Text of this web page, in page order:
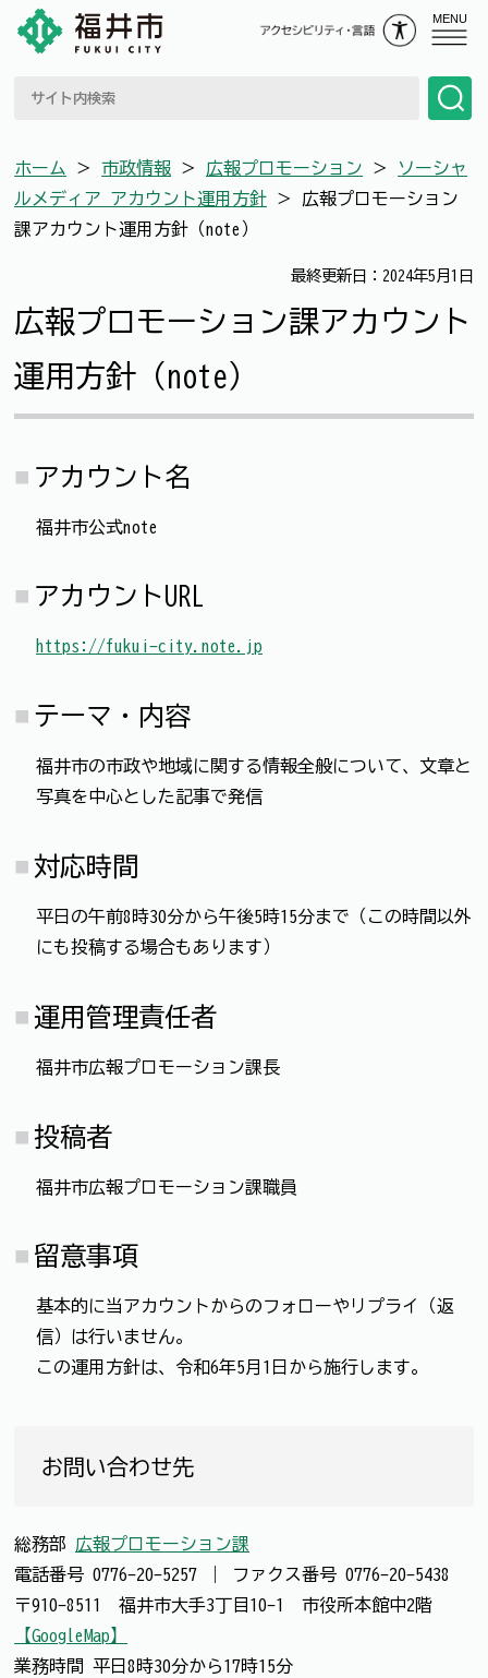
MENU
ホーム ＞ 市政情報 ＞ 広報プロモーション ＞
ソーシャ
ルメディア アカウント運用方針 ＞ 広報プロモーション
課アカウント運用方針（note）
最終更新日：2024年5月1日
広報プロモーション課アカウント
運用方針（note）
アカウント名
福井市公式note
アカウントURL
https://fukui-city.note.jp
テーマ・内容
福井市の市政や地域に関する情報全般について、文章と
写真を中心とした記事で発信
対応時間
平日の午前8時30分から午後5時15分まで（この時間以外
にも投稿する場合もあります）
運用管理責任者
福井市広報プロモーション課長
投稿者
福井市広報プロモーション課職員
留意事項
基本的に当アカウントからのフォローやリプライ（返
信）は行いません。
この運用方針は、令和6年5月1日から施行します。
お問い合わせ先
総務部 広報プロモーション課
電話番号 0776-20-5257 ファクス番号 0776-20-5438
〒910-8511 福井市大手3丁目10-1 市役所本館中2階
【GoogleMap】
業務時間 平日8時30分から17時15分